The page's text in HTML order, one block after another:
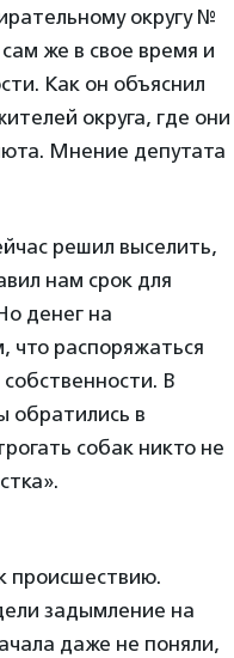
округу №
же в свое время и
Как он объяснил
округа, где они
Мнение депутата
решил выселить,
нам срок для
денег на
что распоряжаться
В
обратились в
собак никто не
происшествию.
задымление на
даже не поняли,